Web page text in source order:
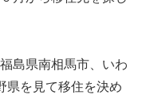
島県南相馬市、いわ
県を見て移住を決め